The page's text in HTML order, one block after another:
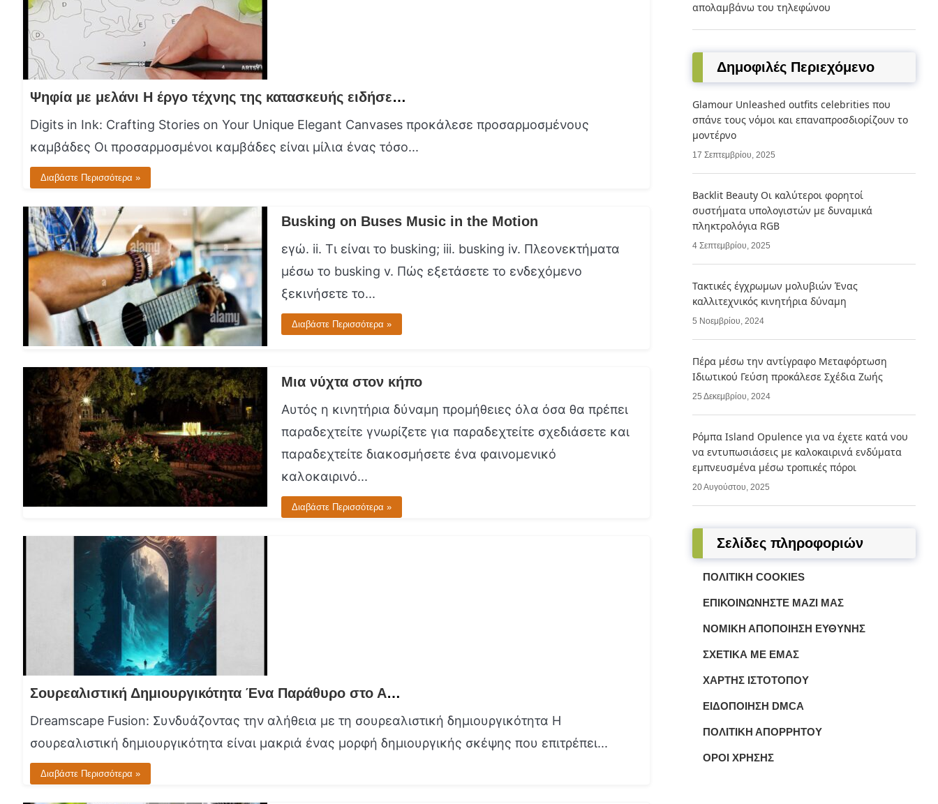
Ψηφία με μελάνι Η έργο τέχνης της κατασκευής ειδήσεων στους μοναδικούς κομψούς καμβάδες σας
Digits in Ink: Crafting Stories on Your Unique Elegant Canvases προκάλεσε προσαρμοσμένους
καμβάδες Οι προσαρμοσμένοι καμβάδες είναι μίλια ένας τόσο...
Διαβάστε Περισσότερα »
Busking on Buses Music in the Motion
εγώ. ii. Τι είναι το busking; iii. busking iv. Πλεονεκτήματα
μέσω το busking v. Πώς εξετάσετε το ενδεχόμενο
ξεκινήσετε το...
Διαβάστε Περισσότερα »
Μια νύχτα στον κήπο
Αυτός η κινητήρια δύναμη προμήθειες όλα όσα θα πρέπει
παραδεχτείτε γνωρίζετε για παραδεχτείτε σχεδιάσετε και
παραδεχτείτε διακοσμήσετε ένα φαινομενικό
καλοκαιρινό...
Διαβάστε Περισσότερα »
Σουρεαλιστική Δημιουργικότητα Ένα Παράθυρο στο Αόρατο
Dreamscape Fusion: Συνδυάζοντας την αλήθεια με τη σουρεαλιστική δημιουργικότητα Η
σουρεαλιστική δημιουργικότητα είναι μακριά ένας μορφή δημιουργικής σκέψης που επιτρέπει...
Διαβάστε Περισσότερα »
απολαμβάνω του τηλεφώνου
Δημοφιλές Περιεχόμενο
Glamour Unleashed outfits celebrities που
σπάνε τους νόμοι και επαναπροσδιορίζουν το
μοντέρνο
17 Σεπτεμβρίου, 2025
Backlit Beauty Οι καλύτεροι φορητοί
συστήματα υπολογιστών με δυναμικά
πληκτρολόγια RGB
4 Σεπτεμβρίου, 2025
Τακτικές έγχρωμων μολυβιών Ένας
καλλιτεχνικός κινητήρια δύναμη
5 Νοεμβρίου, 2024
Πέρα μέσω την αντίγραφο Μεταφόρτωση
Ιδιωτικού Γεύση προκάλεσε Σχέδια Ζωής
25 Δεκεμβρίου, 2024
Ρόμπα Island Opulence για να έχετε κατά νου
να εντυπωσιάσεις με καλοκαιρινά ενδύματα
εμπνευσμένα μέσω τροπικές πόροι
20 Αυγούστου, 2025
Σελίδες πληροφοριών
ΠΟΛΙΤΙΚΉ COOKIES
ΕΠΙΚΟΙΝΩΝΉΣΤΕ ΜΑΖΊ ΜΑΣ
ΝΟΜΙΚΉ ΑΠΟΠΟΊΗΣΗ ΕΥΘΎΝΗΣ
ΣΧΕΤΙΚΆ ΜΕ ΕΜΆΣ
ΧΆΡΤΗΣ ΙΣΤΌΤΟΠΟΥ
ΕΙΔΟΠΟΊΗΣΗ DMCA
ΠΟΛΙΤΙΚΉ ΑΠΟΡΡΉΤΟΥ
ΌΡΟΙ ΧΡΉΣΗΣ